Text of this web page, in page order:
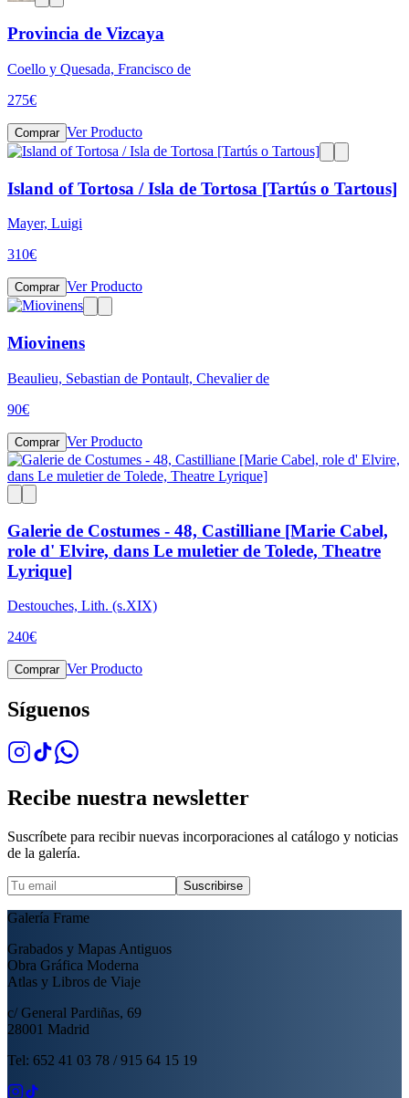
Provincia de Vizcaya
Coello y Quesada, Francisco de
275€
Comprar Ver Producto
Island of Tortosa / Isla de Tortosa [Tartús o Tartous]
Mayer, Luigi
310€
Comprar Ver Producto
Miovinens
Beaulieu, Sebastian de Pontault, Chevalier de
90€
Comprar Ver Producto
Galerie de Costumes - 48, Castilliane [Marie Cabel,
role d' Elvire, dans Le muletier de Tolede, Theatre
Lyrique]
Destouches, Lith. (s.XIX)
240€
Comprar Ver Producto
Síguenos
Recibe nuestra newsletter
Suscríbete para recibir nuevas incorporaciones al catálogo y noticias
de la galería.
Suscribirse
Galería Frame
Grabados y Mapas Antiguos
Obra Gráfica Moderna
Atlas y Libros de Viaje
c/ General Pardiñas, 69
28001 Madrid
Tel: 652 41 03 78 / 915 64 15 19